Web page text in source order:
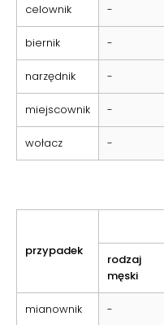
celownik -
biernik -
narzędnik -
miejscownik -
wołacz -
przypadek
rodzaj
męski
mianownik -